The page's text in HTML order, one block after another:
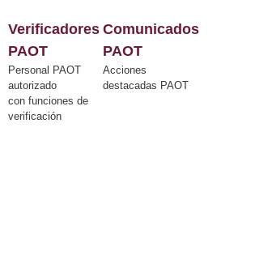
Verificadores
PAOT
Personal PAOT
autorizado
con funciones de
verificación
Comunicados
PAOT
Acciones
destacadas PAOT